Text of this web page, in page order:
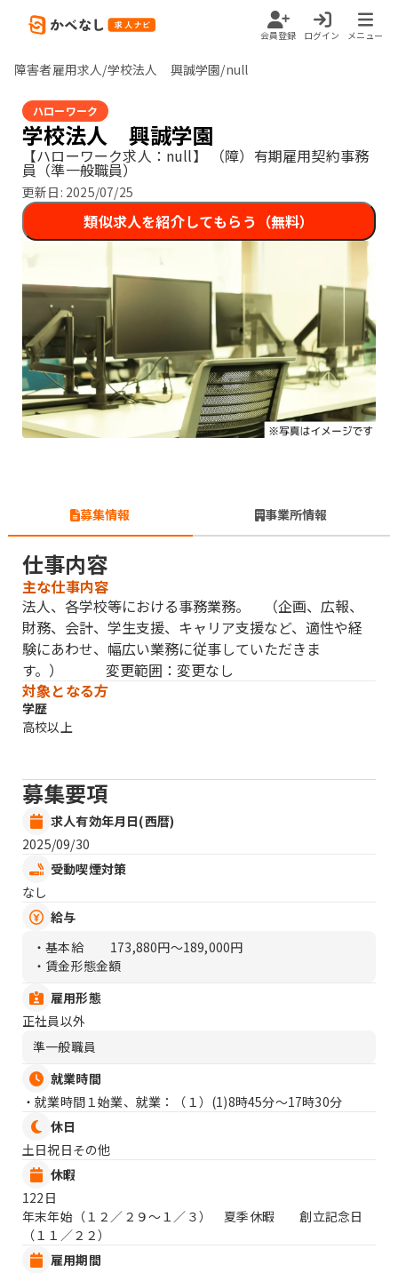
会員登録 ログイン メニュー
障害者雇用求人/学校法人 興誠学園/null
ハローワーク
学校法人 興誠学園
【ハローワーク求人：null】 （障）有期雇用契約事務
員（準一般職員）
更新日: 2025/07/25
類似求人を紹介してもらう（無料）
募集情報 事業所情報
仕事内容
主な仕事内容
法人、各学校等における事務業務。 （企画、広報、
財務、会計、学生支援、キャリア支援など、適性や経
験にあわせ、幅広い業務に従事していただきま
す。） 変更範囲：変更なし
対象となる方
学歴
高校以上
募集要項
求人有効年月日(西暦)
2025/09/30
受動喫煙対策
なし
給与
・基本給
173,880円〜189,000円
・賃金形態金額
雇用形態
正社員以外
準一般職員
就業時間
・就業時間１始業、就業：（１） (1)8時45分〜17時30分
休日
土日祝日その他
休暇
122日
年末年始（１２／２９〜１／３） 夏季休暇 創立記念日
（１１／２２）
雇用期間